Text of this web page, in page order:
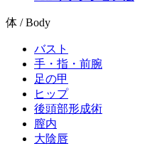
体 / Body
バスト
手・指・前腕
足の甲
ヒップ
後頭部形成術
膣内
大陰唇